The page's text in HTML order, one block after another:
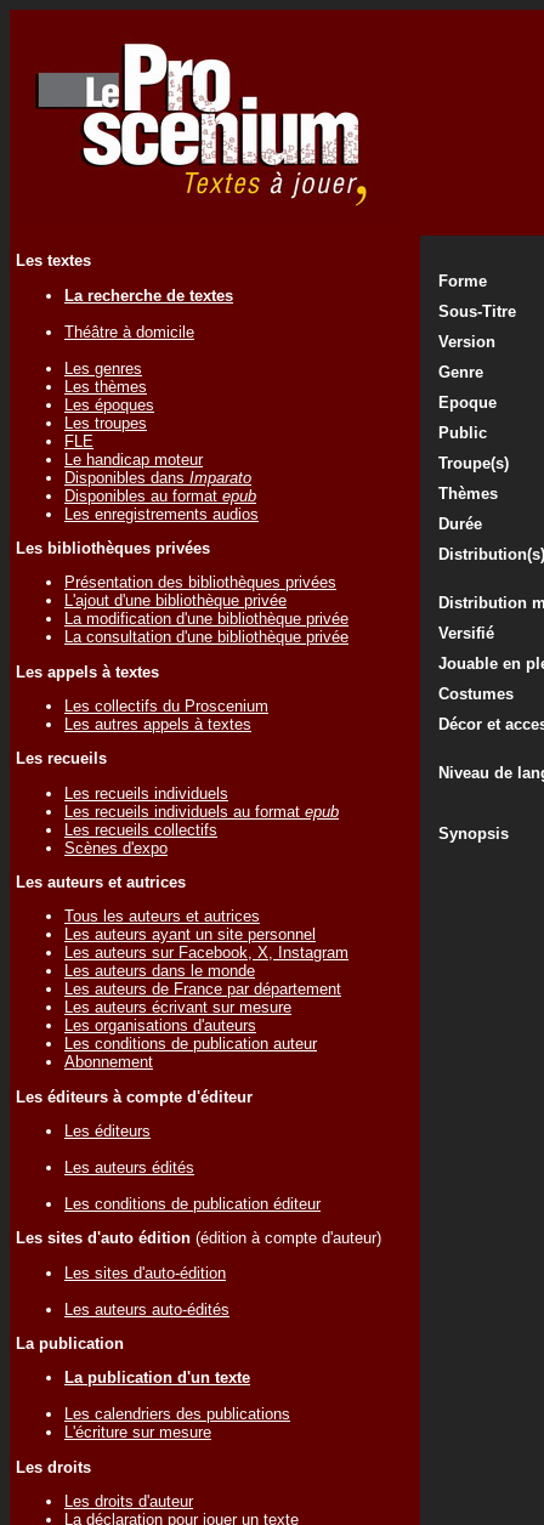
Les textes
La recherche de textes
Théâtre à domicile
Les genres
Les thèmes
Les époques
Les troupes
FLE
Le handicap moteur
Disponibles dans Imparato
Disponibles au format epub
Les enregistrements audios
Les bibliothèques privées
Présentation des bibliothèques privées
L'ajout d'une bibliothèque privée
La modification d'une bibliothèque privée
La consultation d'une bibliothèque privée
Les appels à textes
Les collectifs du Proscenium
Les autres appels à textes
Les recueils
Les recueils individuels
Les recueils individuels au format epub
Les recueils collectifs
Scènes d'expo
Les auteurs et autrices
Tous les auteurs et autrices
Les auteurs ayant un site personnel
Les auteurs sur Facebook, X, Instagram
Les auteurs dans le monde
Les auteurs de France par département
Les auteurs écrivant sur mesure
Les organisations d'auteurs
Les conditions de publication auteur
Abonnement
Les éditeurs à compte d'éditeur
Les éditeurs
Les auteurs édités
Les conditions de publication éditeur
Les sites d'auto édition (édition à compte d'auteur)
Les sites d'auto-édition
Les auteurs auto-édités
La publication
La publication d'un texte
Les calendriers des publications
L'écriture sur mesure
Les droits
Les droits d'auteur
La déclaration pour jouer un texte
Forme
Sous-Titre
Version
Genre
Epoque
Public
Troupe(s)
Thèmes
Durée
Distribution(s)
Distribution
Versifié
Jouable en
Costumes
Décor et
Niveau de
Synopsis